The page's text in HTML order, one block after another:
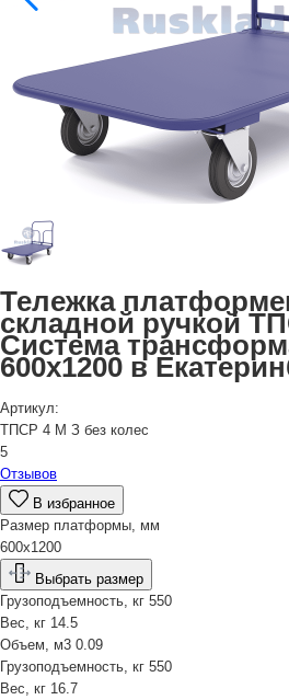
Тележка
складной ручкой
Система
600х1200 в
Артикул:
ТПСР 4 М З без колес
5
Отзывов
В избранное
Размер платформы, мм
600х1200
Выбрать размер
Грузоподъемность, кг 550
Вес, кг 14.5
Объем, м3 0.09
Грузоподъемность, кг 550
Вес, кг 16.7